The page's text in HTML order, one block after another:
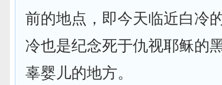
前的地点，即今天临近白冷
冷也是纪念死于仇视耶稣的
辜婴儿的地方。